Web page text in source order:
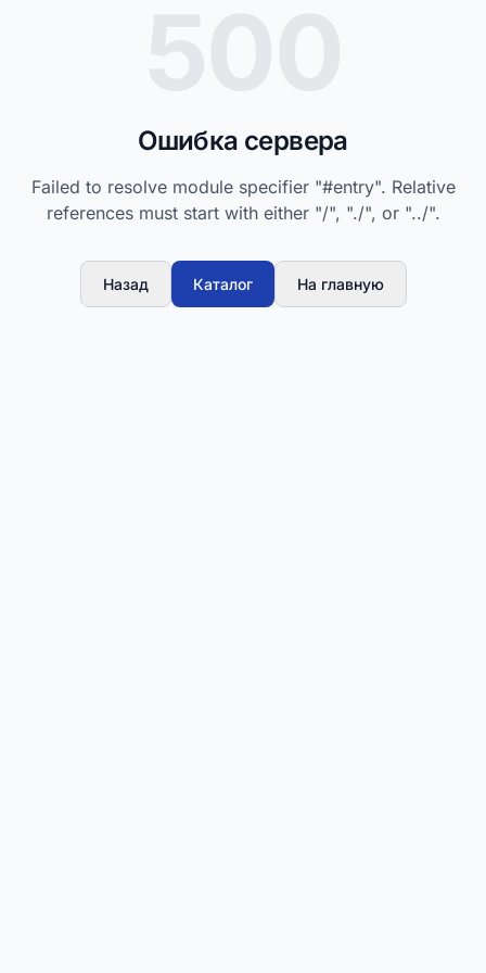
Ошибка сервера
Failed to resolve module specifier "#entry". Relative
references must start with either "/", "./", or "../".
Назад Каталог На главную